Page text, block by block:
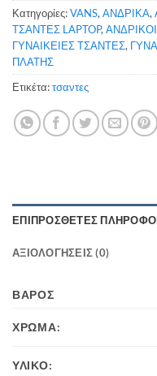
Κατηγορίες:VANS, ΑΝΔΡΙΚΑ,
ΤΣΑΝΤΕΣ LAPTOP,
ΓΥΝΑΙΚΕΙΕΣ ΤΣΑΝΤΕΣ,
ΠΛΑΤΗΣ
Ετικέτα:τσαντες
ΕΠΙΠΡΌΣΘΕΤΕΣ
ΑΞΙΟΛΟΓΉΣΕΙΣ (0)
ΒΆΡΟΣ
ΧΡΩΜΑ:
ΥΛΙΚΟ: